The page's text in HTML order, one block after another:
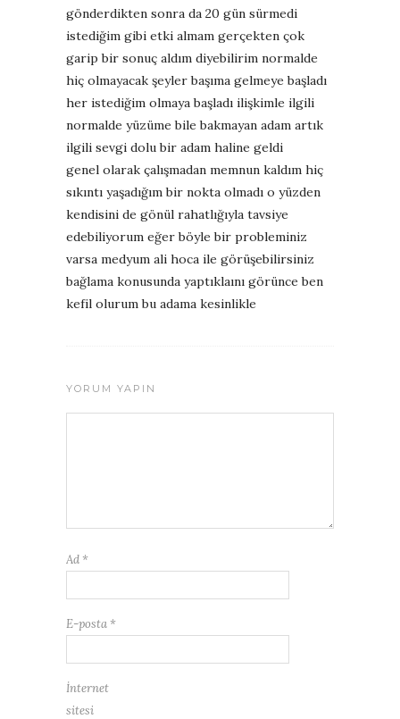
gönderdikten sonra da 20 gün sürmedi
istediğim gibi etki almam gerçekten çok
garip bir sonuç aldım diyebilirim normalde
hiç olmayacak şeyler başıma gelmeye başladı
her istediğim olmaya başladı ilişkimle ilgili
normalde yüzüme bile bakmayan adam artık
ilgili sevgi dolu bir adam haline geldi
genel olarak çalışmadan memnun kaldım hiç
sıkıntı yaşadığım bir nokta olmadı o yüzden
kendisini de gönül rahatlığıyla tavsiye
edebiliyorum eğer böyle bir probleminiz
varsa medyum ali hoca ile görüşebilirsiniz
bağlama konusunda yaptıklaını görünce ben
kefil olurum bu adama kesinlikle
YORUM YAPIN
Ad *
E-posta *
İnternet
sitesi